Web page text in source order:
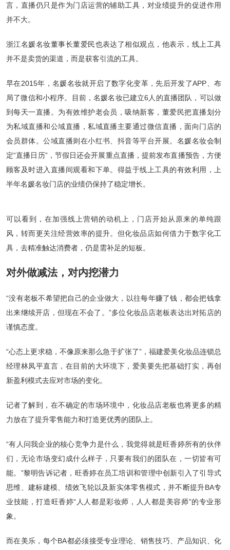
言，直播仍只是作为门店运营的辅助工具，对业绩提升的促进作用
并不大。
浙江名媛名妆董事长董爱民也表达了相似观点，他表示，线上工具
并不是卖货的渠道，而是获客引流的工具。
早在2015年，名媛名妆就开启了数字化变革，先后开发了APP、布
局了微信和小程序。目前，名媛名妆已建立6人的直播团队，可以做
到每天一直播。为有效维护老会员，吸纳新客，董爱民把直播划分
为私域直播和公域直播，私域直播主要通过微信直播，面向门店的
会员群体。公域直播则在小红书、抖音等平台开展。名媛名妆会制
定“直播日历”，节假日还会开展重点直播，提前发布直播预告，方便
顾客及时进入直播间观看和下单。得益于线上工具的有效利用，上
半年名媛名妆门店的业绩仍保持了稳定增长。
可以看到，在加强线上营销的动机上，门店开始从原来的单纯跟
风，转而更关注经营效率的提升。但化妆品店如何借力于数字化工
具，去精准触达消费者，仍是需补足的短板。
对外做减法，对内挖潜力
“没有老板不希望把自己的企业做大，以往每年赚了钱，都会把钱拿
出来继续开店，但现在不会了。”多位化妆品店老板表达出对拓店的
谨慎态度。
“心态上更求稳，不像原来那么急于扩张了”，福建爱美化妆品连锁总
经理林凤平直言，在目前的大环境下，爱美要先把基础打实，再创
新盈利模式去应对市场的变化。
记者了解到，在不确定的市场环境中，化妆品店老板也将更多的精
力放在了提升零售能力和打造更优秀的团队上。
“有人问我企业的核心竞争力是什么，我觉得就是旺香婷所有的伙伴
们，无论市场变幻成什么样子，只要有我们的团队在，一切皆有可
能。”黎明告诉记者，旺香婷在员工培训和管理中创新引入了引导式
思维、建标建模、绩效飞轮以及新实体零售模式，并不断提升BA专
业技能，打造旺香婷“人人都是彩妆师，人人都是美容师”的专业形
象。
而在美乐，每个BA都必须接受专业理论、销售技巧、产品知识、化